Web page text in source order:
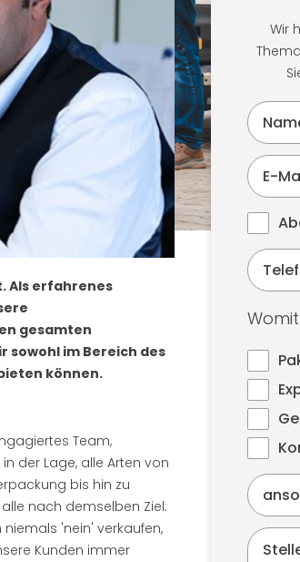
Als erfahrenes
gesamten
sowohl im Bereich des
können.
Team,
der Lage, alle Arten von
bis hin zu
nach demselben Ziel:
'nein' verkaufen,
Kunden immer
Wir